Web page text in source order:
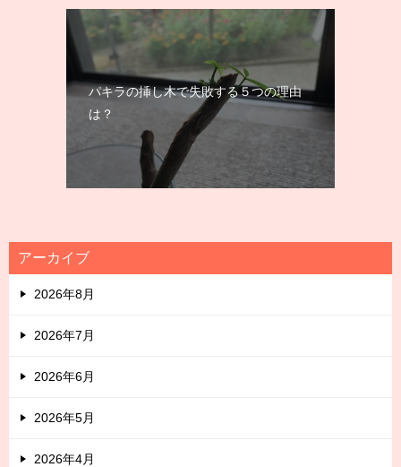
パキラの挿し木で失敗する５つの理由
は？
アーカイブ
2026年8月
2026年7月
2026年6月
2026年5月
2026年4月